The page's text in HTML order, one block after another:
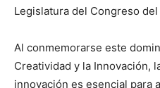
Legislatura del Congreso del
Al conmemorarse este
Creatividad y la Innovación,
innovación es esencial para